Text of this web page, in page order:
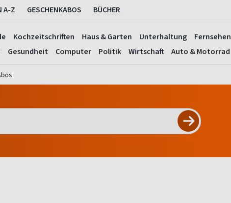
A-Z GESCHENKABOS BÜCHER
Kochzeitschriften Haus & Garten Unterhaltung Fernsehen
Gesundheit Computer Politik Wirtschaft Auto & Motorrad